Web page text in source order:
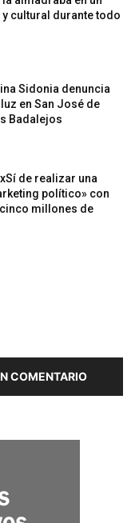
cultural durante todo
Sidonia denuncia
en San José de
Badalejos
de realizar una
político» con
millones de
COMENTARIO